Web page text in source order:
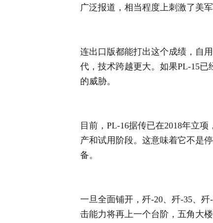
广泛报道，相当程度上刺激了美
连出口版都能打出这个成绩，自
代，技术跨越更大。如果PL-15
的威胁。
目前，PL-16据传已在2018年立
产和试用阶段。这意味着它不是
备。
一旦全面铺开，歼-20、歼-35、
击能力将再上一个台阶，五角大